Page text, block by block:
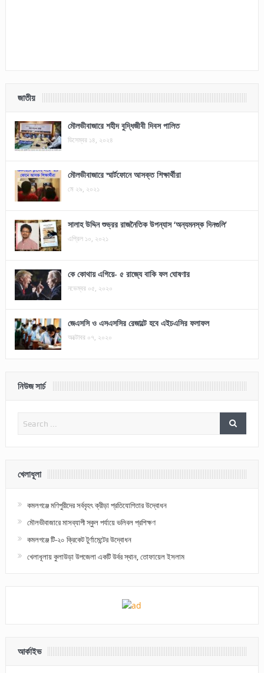
জাতীয়
মৌলভীবাজারে শহীদ বুদ্ধিজীবী দিবস পালিত
ডিসেম্বর ১৪, ২০২৪
মৌলভীবাজারে স্মার্টফোনে আসক্ত শিক্ষার্থীরা
মে ২৯, ২০২১
সালাহ উদ্দিন শুভ্রর রাজনৈতিক উপন্যাস ‘অন্যমনস্ক দিনগুলি’
এপ্রিল ১০, ২০২১
কে কোথায় এগিয়ে- ৫ রাজ্যে বাকি ফল ঘোষণার
নভেম্বর ০৫, ২০২০
জেএসসি ও এসএসসির রেজাল্টে হবে এইচএসির ফলাফল
অক্টোবর ০৭, ২০২০
নিউজ সার্চ
খেলাধূলা
কমলগঞ্জে মণিপুরীদের সর্ববৃহৎ ক্রীড়া প্রতিযোগিতার উদ্বোধন
মৌলভীবাজারে মাসব্যাপী স্কুল পর্যায়ে ভলিবল প্রশিক্ষণ
কমলগঞ্জে টি-২০ ক্রিকেট টুর্ণামেন্টের উদ্বোধন
খেলাধূলায় কুলাউড়া উপজেলা একটি উর্বর স্থান, তোফায়েল ইসলাম
আর্কাইভ